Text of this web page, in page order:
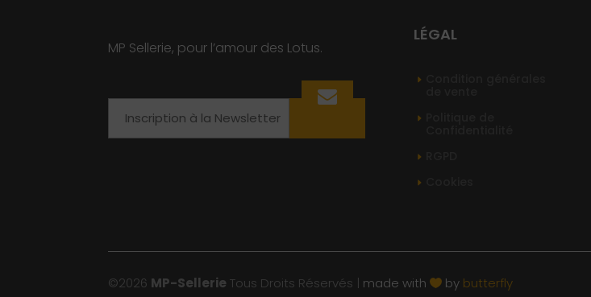
MP Sellerie, pour l’amour des Lotus.
LÉGAL
©2026 MP-Sellerie Tous Droits Réservés | made with by butterfly